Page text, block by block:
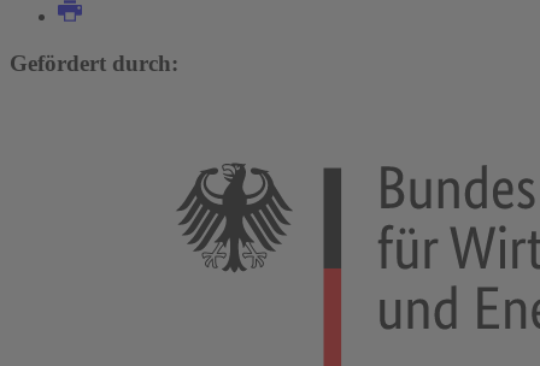
Gefördert durch: